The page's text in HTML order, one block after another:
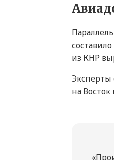
из КНР
Эксперты
на